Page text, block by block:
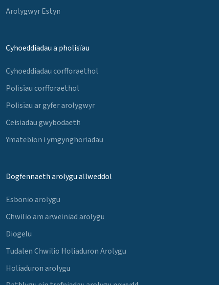
Arolygwyr Estyn
Cyhoeddiadau a pholisïau
Cyhoeddiadau corfforaethol
Polisïau corfforaethol
Polisïau ar gyfer arolygwyr
Ceisiadau gwybodaeth
Ymatebion i ymgynghoriadau
Dogfennaeth arolygu allweddol
Esbonio arolygu
Chwilio am arweiniad arolygu
Diogelu
Tudalen Chwilio Holiaduron Arolygu
Holiaduron arolygu